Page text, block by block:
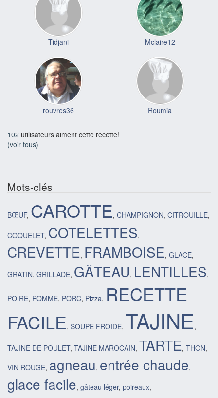
Tidjani Mclaire12
rouvres36 Roumia
102 utilisateurs aiment cette recette!
(voir tous)
Mots-clés
BŒUF, CAROTTE, CHAMPIGNON, CITROUILLE,
COQUELET, COTELETTES,
CREVETTE, FRAMBOISE, GLACE,
GRATIN, GRILLADE, GÂTEAU, LENTILLES,
POIRE, POMME, PORC, Pizza, RECETTE
FACILE, SOUPE FROIDE, TAJINE,
TAJINE DE POULET, TAJINE MAROCAIN, TARTE, THON,
VIN ROUGE, agneau, entrée chaude,
glace facile, gâteau léger, poireaux,